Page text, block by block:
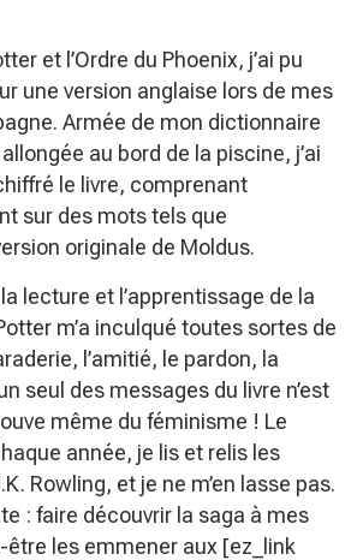
et l’Ordre du Phoenix, j’ai pu
une version anglaise lors de mes
Armée de mon dictionnaire
au bord de la piscine, j’ai
le livre, comprenant
sur des mots tels que
originale de Moldus.
lecture et l’apprentissage de la
m’a inculqué toutes sortes de
l’amitié, le pardon, la
seul des messages du livre n’est
même du féminisme ! Le
année, je lis et relis les
Rowling, et je ne m’en lasse pas.
: faire découvrir la saga à mes
être les emmener aux [ez_link